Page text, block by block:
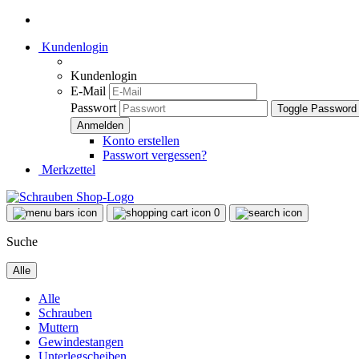
Kundenlogin
Kundenlogin
E-Mail
Passwort
Toggle
Konto erstellen
Passwort vergessen?
Merkzettel
0
Suche
Alle
Alle
Schrauben
Muttern
Gewindestangen
Unterlegscheiben